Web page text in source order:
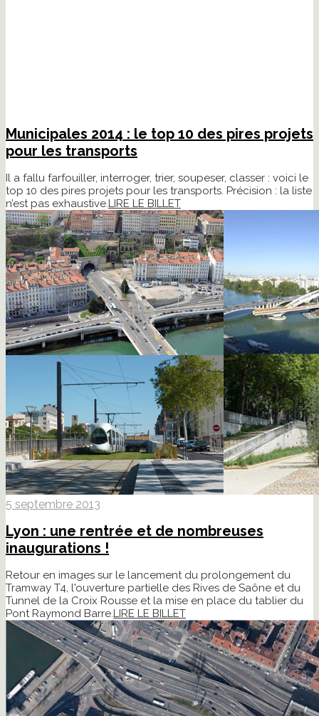
Municipales 2014 : le top 10 des pires projets
pour les transports
Il a fallu farfouiller, interroger, trier, soupeser, classer : voici le
top 10 des pires projets pour les transports. Précision : la liste
n’est pas exhaustive. LIRE LE BILLET
5 septembre 2013
Lyon : une rentrée et de nombreuses
inaugurations !
Retour en images sur le lancement du prolongement du
Tramway T4, l'ouverture partielle des Rives de Saône et du
Tunnel de la Croix Rousse et la mise en place du tablier du
Pont Raymond Barre.LIRE LE BILLET